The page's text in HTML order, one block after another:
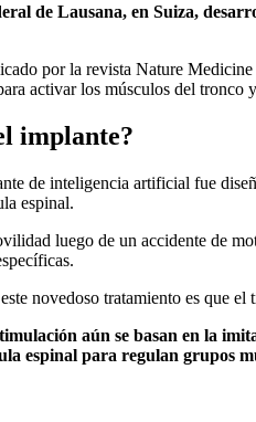
de Lausana, en Suiza,
por la revista Nature
activar los músculos del tronco
implante?
de inteligencia artificial fue
espinal.
luego de un accidente de
novedoso tratamiento es que
aún se basan en la
espinal para regulan grupos